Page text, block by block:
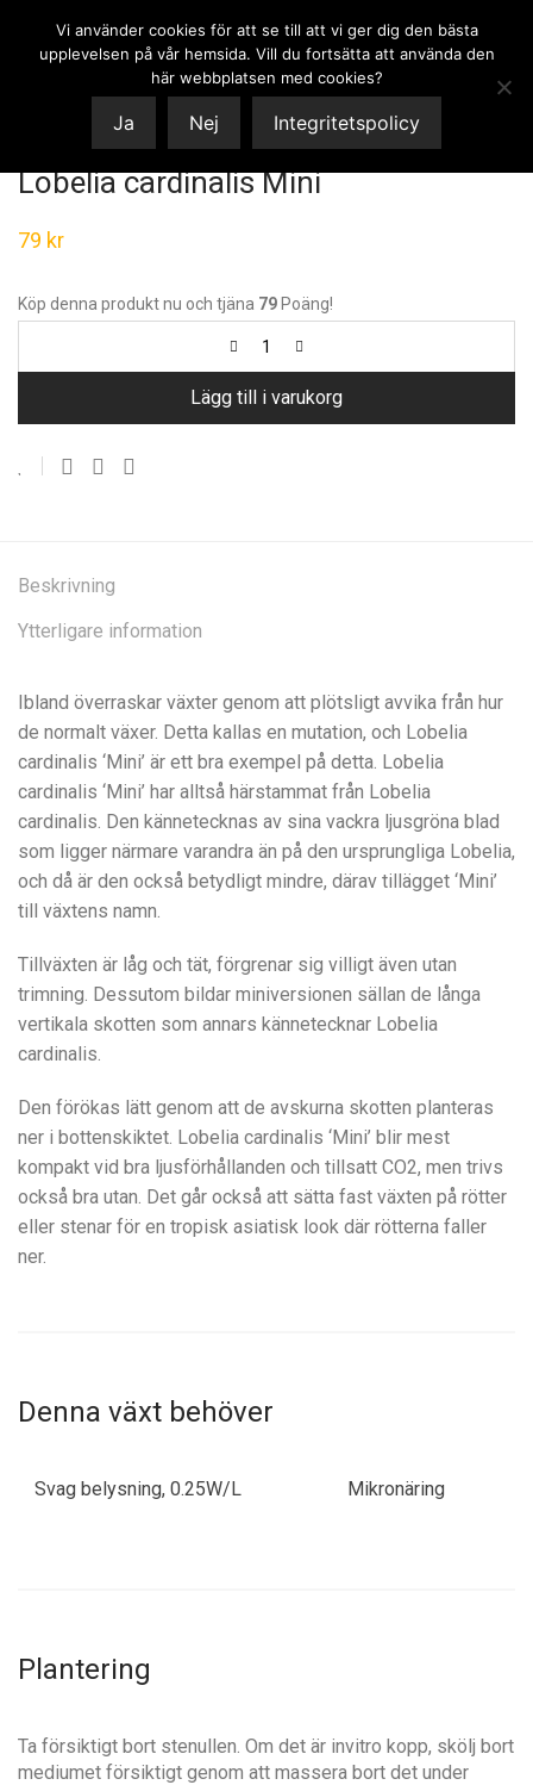
Lobelia cardinalis Mini
79 kr
Köp denna produkt nu och tjäna 79 Poäng!
Lägg till i varukorg
Beskrivning
Ytterligare information
Ibland överraskar växter genom att plötsligt avvika från hur
de normalt växer. Detta kallas en mutation, och Lobelia
cardinalis ‘Mini’ är ett bra exempel på detta. Lobelia
cardinalis ‘Mini’ har alltså härstammat från Lobelia
cardinalis. Den kännetecknas av sina vackra ljusgröna blad
som ligger närmare varandra än på den ursprungliga Lobelia,
och då är den också betydligt mindre, därav tillägget ‘Mini’
till växtens namn.
Tillväxten är låg och tät, förgrenar sig villigt även utan
trimning. Dessutom bildar miniversionen sällan de långa
vertikala skotten som annars kännetecknar Lobelia
cardinalis.
Den förökas lätt genom att de avskurna skotten planteras
ner i bottenskiktet. Lobelia cardinalis ‘Mini’ blir mest
kompakt vid bra ljusförhållanden och tillsatt CO2, men trivs
också bra utan. Det går också att sätta fast växten på rötter
eller stenar för en tropisk asiatisk look där rötterna faller
ner.
Denna växt behöver
Svag belysning, 0.25W/L Mikronäring
Plantering
Ta försiktigt bort stenullen. Om det är invitro kopp, skölj bort
mediumet försiktigt genom att massera bort det under
Vi använder cookies för att se till att vi ger dig den bästa
upplevelsen på vår hemsida. Vill du fortsätta att använda den
här webbplatsen med cookies?
Ja Nej Integritetspolicy